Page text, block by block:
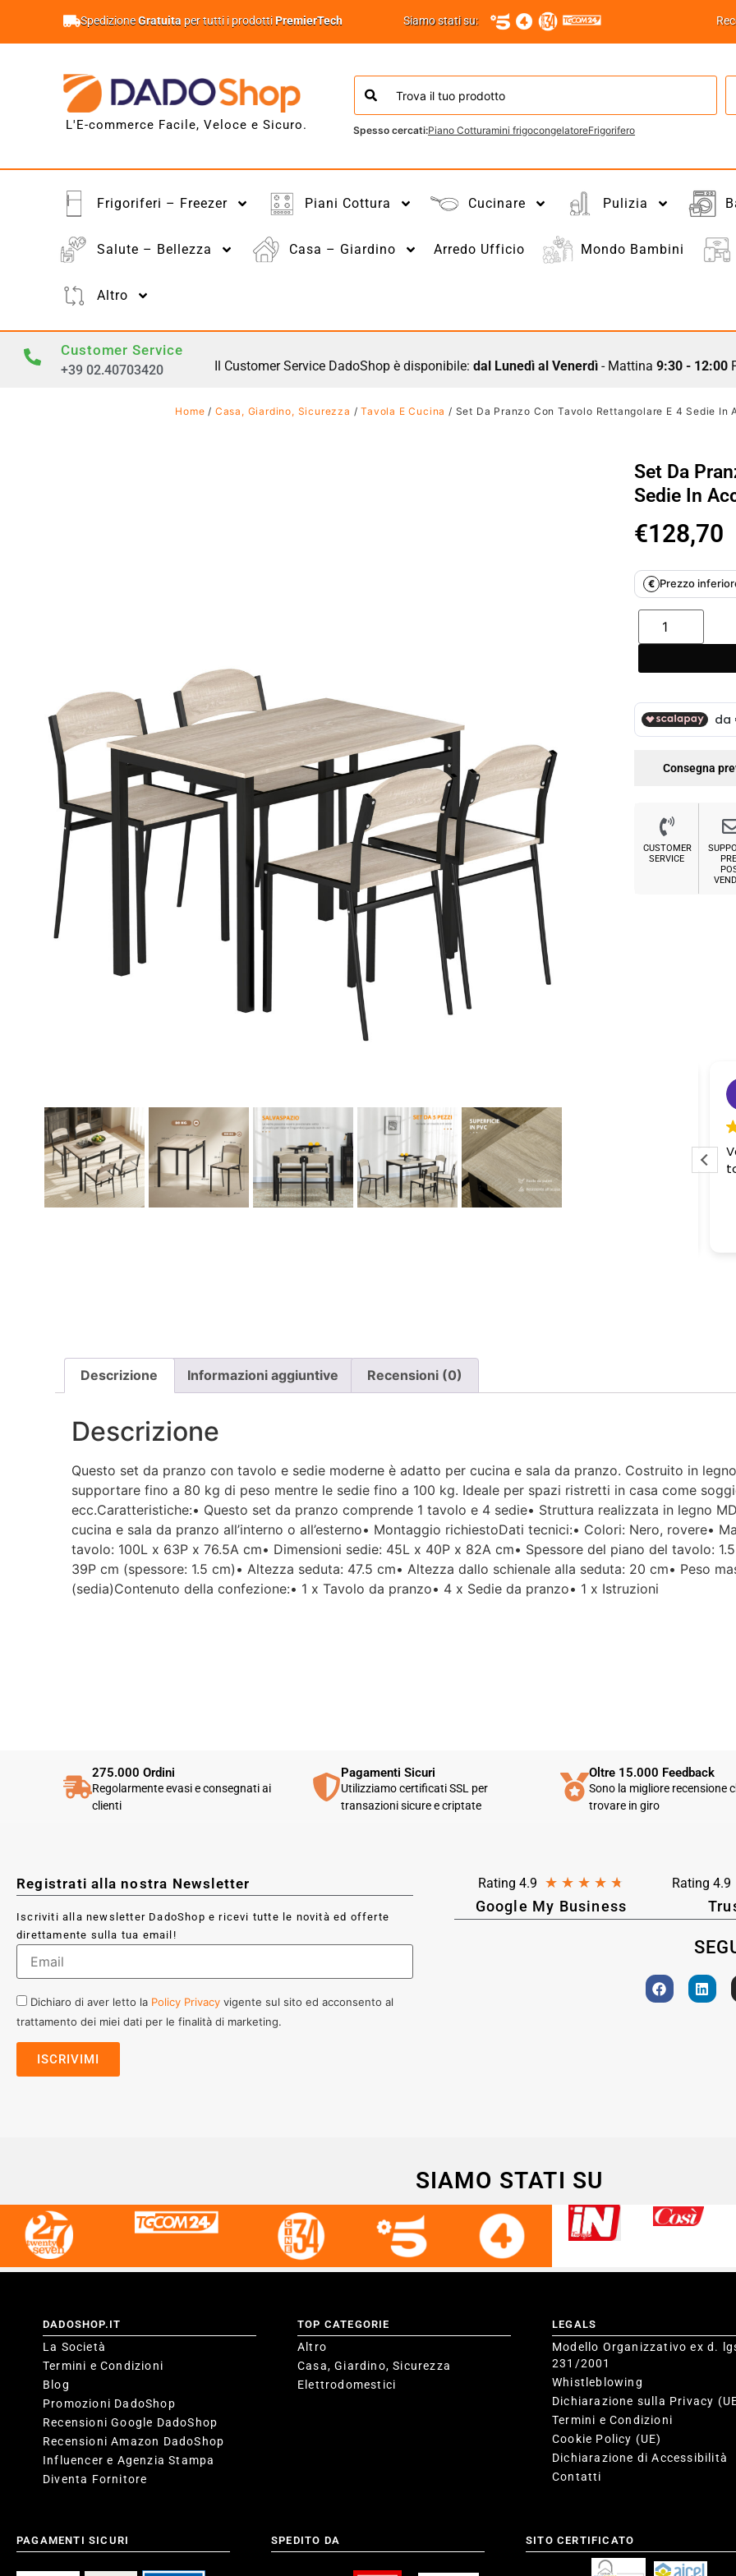
SpedizioneGratuita per tutti i prodottiPremierTech Siamo stati su:
L'E-commerce Facile, Veloce e Sicuro. Spesso cercati:Piano Cotturamini frigocongelatoreFrigorifero
Frigoriferi – Freezer Piani Cottura Cucinare Pulizia
Salute – Bellezza Casa – Giardino Arredo Ufficio Mondo Bambini
Altro
Customer Service
+39 02.40703420 Il Customer Service DadoShop è disponibile: dal Lunedì al Venerdì- Mattina 9:30 - 12:00
Home / Casa, Giardino, Sicurezza /Tavola E Cucina / Set Da Pranzo Con Tavolo Rettangolare E 4 Sedie In
Set Da
Sedie In
€128,70
€ Prezzo
Consegna
CUSTOMER
SERVICE
Pessima esperienza.
Ho acquistato due poltrone, ma
ne è stata consegnata soltanto
stato comunicato che erano in
corriere. Da allora nessun
Per un'azienda che vende
esclusivamente online, mi
aspettavo un servizio clienti molto
più efficiente. L'assistenza è
disponibile solo in fasce orarie
molto limitate e, nel mio caso, la
gestione del post-vendita è stata
lenta e poco rassicurante.
Descrizione Informazioni aggiuntive Recensioni (0)
Descrizione
Questo set da pranzo con tavolo e sedie moderne è adatto per cucina e sala da pranzo. Costruito in
supportare fino a 80 kg di peso mentre le sedie fino a 100 kg. Ideale per spazi ristretti in casa come
ecc.Caratteristiche:• Questo set da pranzo comprende 1 tavolo e 4 sedie• Struttura realizzata in legno
cucina e sala da pranzo all’interno o all’esterno• Montaggio richiestoDati tecnici:• Colori: Nero, rovere•
tavolo: 100L x 63P x 76.5A cm• Dimensioni sedie: 45L x 40P x 82A cm• Spessore del piano del tavolo:
39P cm (spessore: 1.5 cm)• Altezza seduta: 47.5 cm• Altezza dallo schienale alla seduta: 20 cm• Peso
(sedia)Contenuto della confezione:• 1 x Tavolo da pranzo• 4 x Sedie da pranzo• 1 x Istruzioni
275.000 Ordini
Regolarmente evasi e consegnati ai
clienti
Pagamenti Sicuri
Utilizziamo certificati SSL per
transazioni sicure e criptate
Oltre 15.000 Feedback
Sono la migliore recensione
trovare in giro
Registrati alla nostra Newsletter
Iscriviti alla newsletter DadoShop e ricevi tutte le novità ed offerte
direttamente sulla tua email!
Dichiaro di aver letto la Policy Privacy vigente sul sito ed acconsento al
trattamento dei miei dati per le finalità di marketing.
Rating 4.9 ★ ★ ★ ★ ★
Google My Business
Rating 4.9
SIAMO STATI SU
DADOSHOP.IT
La Società
Termini e Condizioni
Blog
Promozioni DadoShop
Recensioni Google DadoShop
Recensioni Amazon DadoShop
Influencer e Agenzia Stampa
Diventa Fornitore
TOP CATEGORIE
Altro
Casa, Giardino, Sicurezza
Elettrodomestici
LEGALS
Modello Organizzativo ex d.
231/2001
Whistleblowing
Dichiarazione sulla Privacy
Termini e Condizioni
Cookie Policy (UE)
Dichiarazione di Accessibilità
Contatti
PAGAMENTI SICURI SPEDITO DA SITO CERTIFICATO